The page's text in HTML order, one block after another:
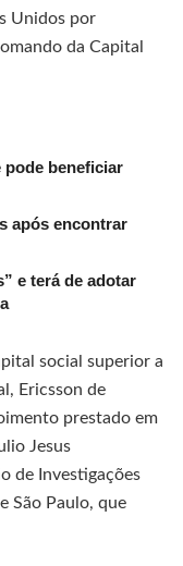
Unidos por
da Capital
pode beneficiar
após encontrar
e terá de adotar
social superior a
Ericsson de
prestado em
Jesus
de Investigações
São Paulo, que